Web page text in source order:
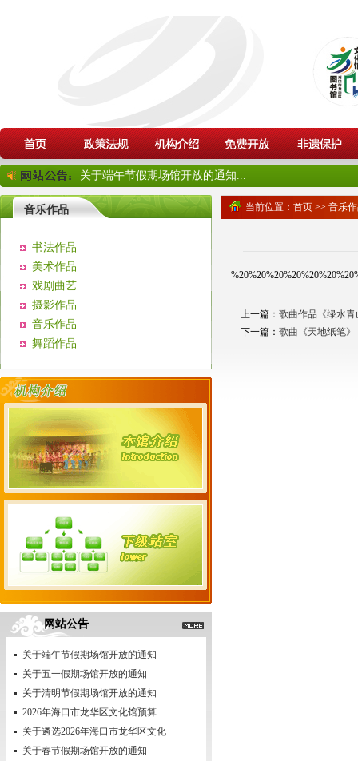
关于端午节假期场馆开放的通知...
音乐作品
书法作品
美术作品
戏剧曲艺
摄影作品
音乐作品
舞蹈作品
网站公告
关于端午节假期场馆开放的通知
关于五一假期场馆开放的通知
关于清明节假期场馆开放的通知
2026年海口市龙华区文化馆预算
关于遴选2026年海口市龙华区文化
关于春节假期场馆开放的通知
当前位置： 首页 >> 音乐
上一篇： 歌曲作品《绿水青
下一篇： 歌曲《天地纸笔》